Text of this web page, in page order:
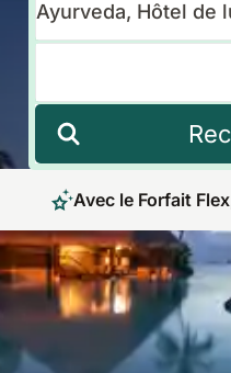
Avec le Forfait
Des vacances de
pour les plus